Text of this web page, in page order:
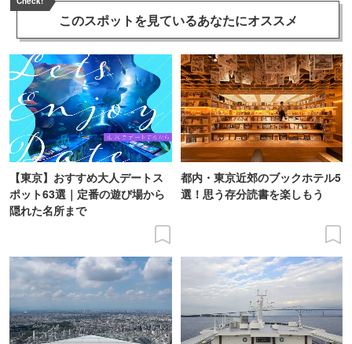
このスポットを見ているあなたにオススメ
【東京】おすすめ大人デートス
ポット63選｜定番の遊び場から
隠れた名所まで
都内・東京近郊のブックホテル5
選！思う存分読書を楽しもう